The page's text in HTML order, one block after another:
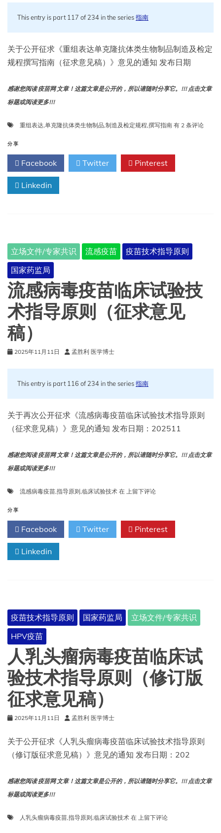
This entry is part 117 of 234 in the series指南
关于公开征求《重组表达单克隆抗体类生物制品制造及检定
规程撰写指南（征求意见稿）》意见的通知 发布日期
感谢您阅读 疫苗网 文章！这篇文章是公开的，所以请随时分享它。!!! 点击文章
标题或阅读更多!!!
重组表达,单克隆抗体类生物制品,制造及检定规程,撰写指南 重
达
克
制
品
及
检
定
规
程
见
稿）
有 2 条评论
分享
Facebook Twitter Pinterest
Linkedin
立场文件/专家共识 流感疫苗
疫苗技术指导原则
国家药监局
流感病毒疫苗临床试验技
术指导原则（征求意见
稿）
2025年11月11日 孟胜利 医学博士
This entry is part 116 of 234 in the series指南
关于再次公开征求《流感病毒疫苗临床试验技术指导原则
（征求意见稿）》意见的通知 发布日期：202511
感谢您阅读 疫苗网 文章！这篇文章是公开的，所以请随时分享它。!!! 点击文章
标题或阅读更多!!!
流感病毒疫苗,指导原则,临床试验技术 在 流
毒
疫
苗
指
导
（征
求
意
稿）
上留下评论
分享
Facebook Twitter Pinterest
Linkedin
疫苗技术指导原则 国家药监局
立场文件/专家共识
HPV疫苗
人乳头瘤病毒疫苗临床试
验技术指导原则（修订版
征求意见稿）
2025年11月11日 孟胜利 医学博士
关于公开征求《人乳头瘤病毒疫苗临床试验技术指导原则
（修订版征求意见稿）》意见的通知 发布日期：202
感谢您阅读 疫苗网 文章！这篇文章是公开的，所以请随时分享它。!!! 点击文章
标题或阅读更多!!!
人乳头瘤病毒疫苗,指导原则,临床试验技术 在 人
上留下评论